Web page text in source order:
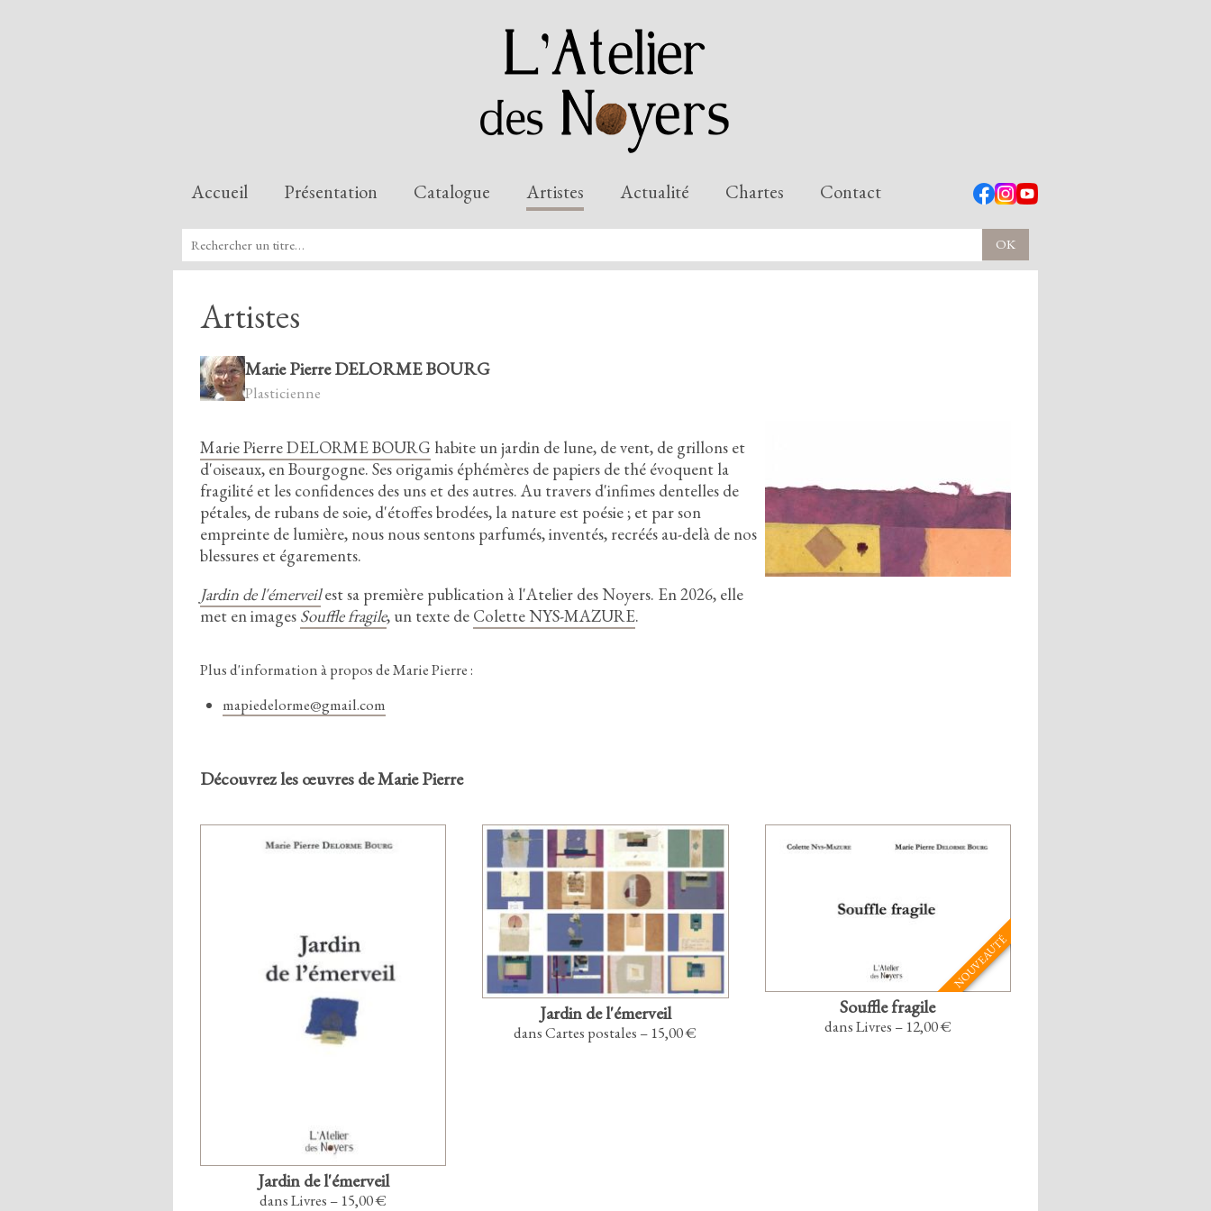
Accueil Présentation Catalogue Artistes Actualité Chartes Contact
Artistes
Marie Pierre DELORME BOURG
Plasticienne
Marie Pierre DELORME BOURG habite un jardin de lune, de vent, de grillons et
d'oiseaux, en Bourgogne. Ses origamis éphémères de papiers de thé évoquent la
fragilité et les confidences des uns et des autres. Au travers d'infimes dentelles de
pétales, de rubans de soie, d'étoffes brodées, la nature est poésie; et par son
empreinte de lumière, nous nous sentons parfumés,inventés, recréés au-delà de nos
blessures et égarements.
Jardin de l'émerveilest sa première publication à l'Atelier des Noyers. En2026, elle
met en images Souffle fragile, un texte de Colette NYS-MAZURE.
Plus d'information à propos de Marie Pierre :
mapiedelorme@gmail.com
Découvrez les œuvres de Marie Pierre
Jardin de l'émerveil
dans Livres – 15,00 €
Jardin de l'émerveil
dans Cartes postales – 15,00 €
NOUVEAUTÉ
Souffle fragile
dans Livres – 12,00 €